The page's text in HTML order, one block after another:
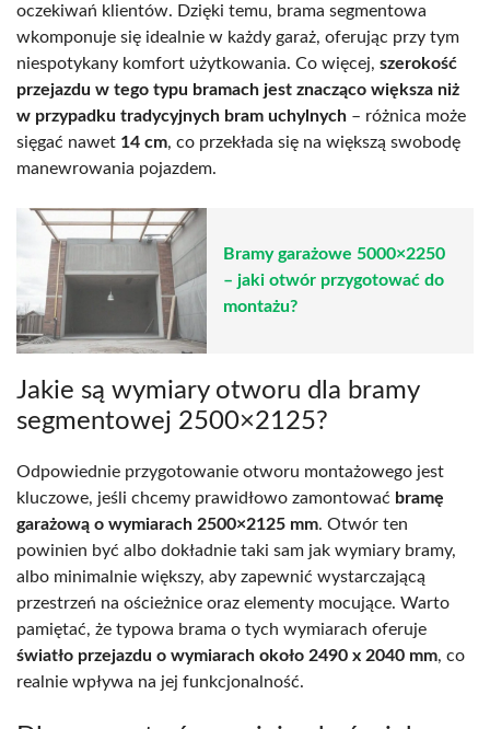
oczekiwań klientów. Dzięki temu, brama segmentowa
wkomponuje się idealnie w każdy garaż, oferując przy tym
niespotykany komfort użytkowania. Co więcej, szerokość
przejazdu w tego typu bramach jest znacząco większa niż
w przypadku tradycyjnych bram uchylnych – różnica może
sięgać nawet 14 cm, co przekłada się na większą swobodę
manewrowania pojazdem.
Bramy garażowe 5000×2250
– jaki otwór przygotować do
montażu?
Jakie są wymiary otworu dla bramy
segmentowej 2500×2125?
Odpowiednie przygotowanie otworu montażowego jest
kluczowe, jeśli chcemy prawidłowo zamontować bramę
garażową o wymiarach 2500×2125 mm. Otwór ten
powinien być albo dokładnie taki sam jak wymiary bramy,
albo minimalnie większy, aby zapewnić wystarczającą
przestrzeń na ościeżnice oraz elementy mocujące. Warto
pamiętać, że typowa brama o tych wymiarach oferuje
światło przejazdu o wymiarach około 2490 x 2040 mm, co
realnie wpływa na jej funkcjonalność.